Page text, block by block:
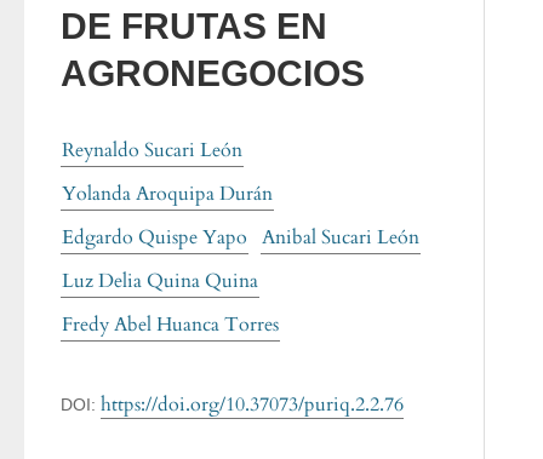
DE FRUTAS EN
AGRONEGOCIOS
Reynaldo Sucari León
Yolanda Aroquipa Durán
Edgardo Quispe Yapo Anibal Sucari León
Luz Delia Quina Quina
Fredy Abel Huanca Torres
DOI: https://doi.org/10.37073/puriq.2.2.76